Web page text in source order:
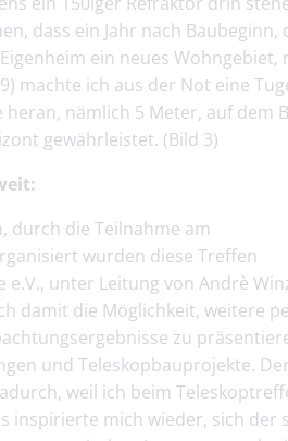
dass ein Jahr nach Baubeginn,
ein neues Wohngebiet,
machte ich aus der Not eine
nämlich 5 Meter, auf dem
gewährleistet. (Bild 3)
durch die Teilnahme am
wurden diese Treffen
unter Leitung von Andrè
damit die Möglichkeit, weitere
zu
und Teleskopbauprojekte.
weil ich beim
mich wieder, sich